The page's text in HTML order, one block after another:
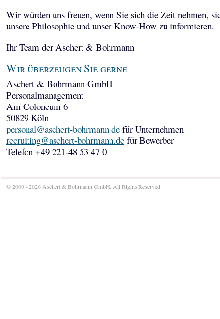
Wir würden uns freuen, wenn Sie sich die Zeit nehmen,
unsere Philosophie und unser Know-How zu informieren.
Ihr Team der Aschert & Bohrmann
Wir überzeugen Sie gerne
Aschert & Bohrmann GmbH
Personalmanagement
Am Coloneum 6
50829 Köln
personal@aschert-bohrmann.defür Unternehmen
recruiting@aschert-bohrmann.defür Bewerber
Telefon +49 221-48 53 47 0
© 2009 - 2026 Aschert & Bohrmann GmbH. All Rights Reserved.